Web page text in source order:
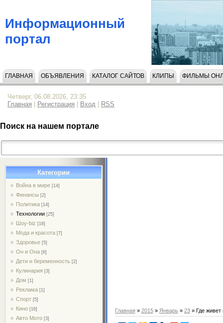
Информационный
портал
ГЛАВНАЯ ОБЪЯВЛЕНИЯ КАТАЛОГ САЙТОВ КЛИПЫ ФИЛЬМЫ
Четверг, 06.08.2026, 23:35
Главная
Регистрация Вход RSS
Поиск на нашем портале
Категории
Война в мире [14]
Финансы [2]
Политика [14]
Технологии [25]
Шоу-biz [16]
Мода и красота [7]
Здоровье [5]
Он и Она [6]
Дети и беременность [2]
Кулинария [3]
Дом [1]
Реклама [1]
Спорт [5]
Кино [16]
Авто Мото [3]
Главная » 2015 » Январь » 23» Где живет